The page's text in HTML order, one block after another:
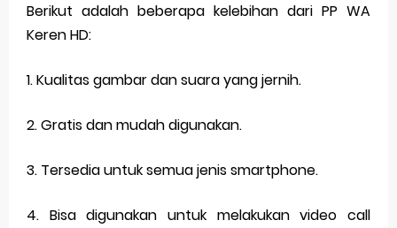
Berikut adalah beberapa kelebihan dari PP WA
Keren HD:
1. Kualitas gambar dan suara yang jernih.
2. Gratis dan mudah digunakan.
3. Tersedia untuk semua jenis smartphone.
4. Bisa digunakan untuk melakukan video call